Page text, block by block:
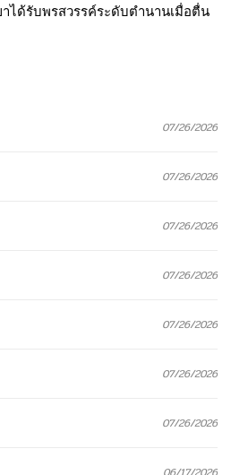
ได้รับพรสวรรค์ระดับตำนานเมื่อตื่น
07/26/2026
07/26/2026
07/26/2026
07/26/2026
07/26/2026
07/26/2026
07/26/2026